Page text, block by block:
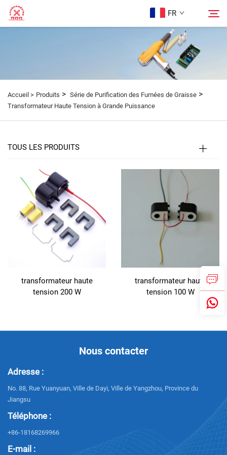
FR
Produits
À Propos De Nous
Blog
Contactez-Nous
Rechercher
Accueil > Produits > Série de Purification des Fumées de Graisse >
Transformateur Haute Tension à Grande Puissance
TOUS LES PRODUITS
transformateur haute
tension 200 W
transformateur haute
tension 100 W
Nous contacter
Adresse :
No. 88, Rue Yuanyuan, Ville de Dayi, Ville de Yangzhou, Province du
Jiangsu
Téléphone :
+86-18168269966
E-mail :